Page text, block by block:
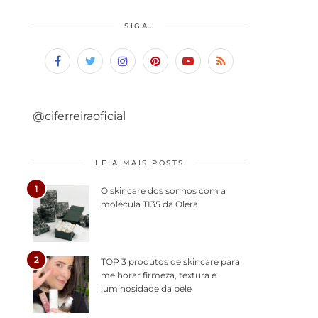
SIGA…
@ciferreiraoficial
LEIA MAIS POSTS
1
O skincare dos sonhos com a
molécula TI35 da Olera
2
TOP 3 produtos de skincare para
melhorar firmeza, textura e
luminosidade da pele